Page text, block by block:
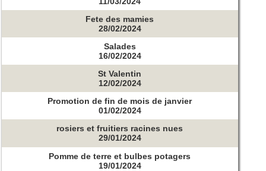
Fete des mamies
28/02/2024
Salades
16/02/2024
St Valentin
12/02/2024
Promotion de fin de mois de janvier
01/02/2024
rosiers et fruitiers racines nues
29/01/2024
Pomme de terre et bulbes potagers
19/01/2024